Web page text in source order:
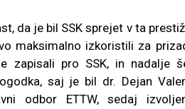
da je bil SSK sprejet v ta
maksimalno izkoristili za
zapisali pro SSK, in
saj je bil dr. Dejan
odbor ETTW, sedaj